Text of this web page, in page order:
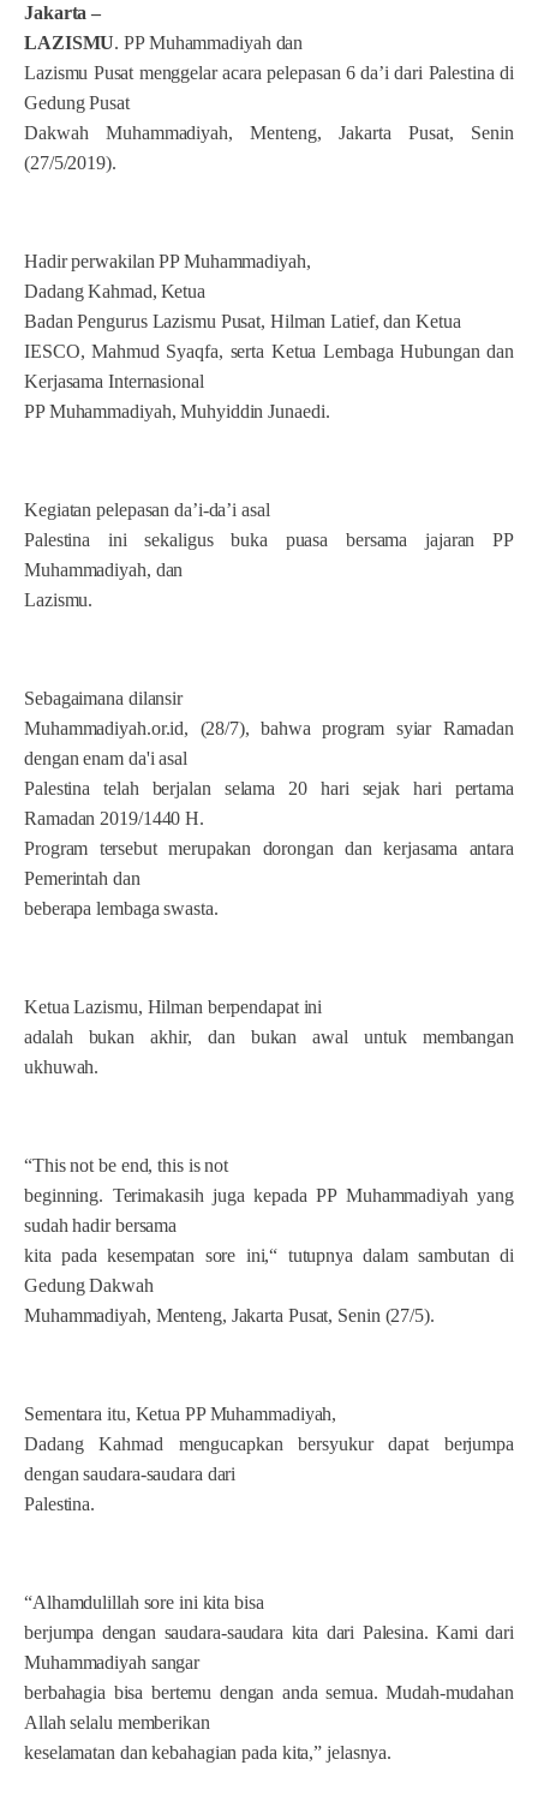
Jakarta –
LAZISMU. PP Muhammadiyah dan
Lazismu Pusat menggelar acara pelepasan 6 da’i dari Palestina di
Gedung Pusat
Dakwah Muhammadiyah, Menteng, Jakarta Pusat, Senin
(27/5/2019).
Hadir perwakilan PP Muhammadiyah,
Dadang Kahmad, Ketua
Badan Pengurus Lazismu Pusat, Hilman Latief, danKetua
IESCO, Mahmud Syaqfa, serta Ketua Lembaga Hubungan dan
Kerjasama Internasional
PP Muhammadiyah, Muhyiddin Junaedi.
Kegiatan pelepasan da’i-da’i asal
Palestina ini sekaligus buka puasa bersama jajaran PP
Muhammadiyah, dan
Lazismu.
Sebagaimana dilansir
Muhammadiyah.or.id, (28/7), bahwa program syiar Ramadan
dengan enam da'i asal
Palestina telah berjalan selama 20 hari sejak hari pertama
Ramadan 2019/1440 H.
Program tersebut merupakan dorongan dan kerjasama antara
Pemerintah dan
beberapa lembaga swasta.
Ketua Lazismu, Hilman berpendapat ini
adalah bukan akhir, dan bukan awal untuk membangan
ukhuwah.
“This not be end, this is not
beginning. Terimakasih juga kepada PP Muhammadiyah yang
sudah hadir bersama
kita pada kesempatan sore ini,“ tutupnya dalam sambutan di
Gedung Dakwah
Muhammadiyah, Menteng, Jakarta Pusat, Senin (27/5).
Sementara itu, Ketua PP Muhammadiyah,
Dadang Kahmad mengucapkan bersyukur dapat berjumpa
dengan saudara-saudara dari
Palestina.
“Alhamdulillah sore ini kita bisa
berjumpa dengan saudara-saudara kita dari Palesina. Kami dari
Muhammadiyah sangar
berbahagia bisa bertemu dengan anda semua. Mudah-mudahan
Allah selalu memberikan
keselamatan dan kebahagian pada kita,” jelasnya.